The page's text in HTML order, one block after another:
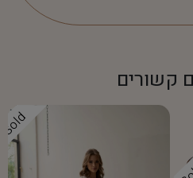
קשורים
Sold